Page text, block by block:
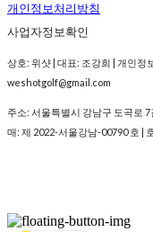
개인정보처리방침
사업자정보확인
상호: 위샷 | 대표: 조강희 | 개인정
weshotgolf@gmail.com
주소: 서울특별시 강남구 도곡로
매: 제 2022-서울강남-00790 호 |